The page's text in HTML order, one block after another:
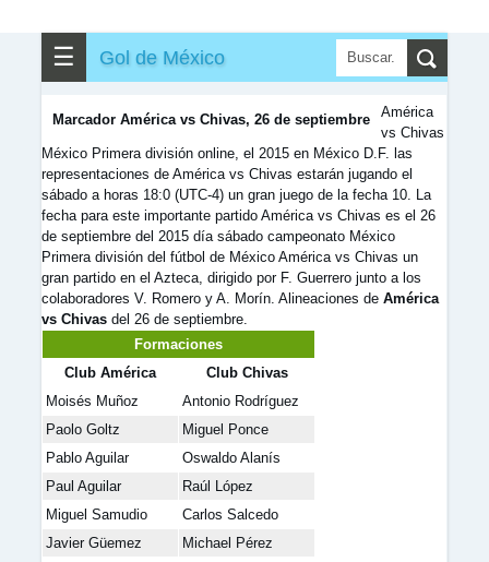
☰ Gol de México
Marcador América vs Chivas, 26 de septiembre
América
vs Chivas
México Primera división online, el 2015 en México D.F. las
representaciones de América vs Chivas estarán jugando el
sábado a horas 18:0 (UTC-4) un gran juego de la fecha 10. La
fecha para este importante partido América vs Chivas es el 26
de septiembre del 2015 día sábado campeonato México
Primera división del fútbol de México América vs Chivas un
gran partido en el Azteca, dirigido por F. Guerrero junto a los
colaboradores V. Romero y A. Morín. Alineaciones de América
vs Chivas del 26 de septiembre.
Formaciones
Club América
Club Chivas
Moisés Muñoz
Antonio Rodríguez
Paolo Goltz
Miguel Ponce
Pablo Aguilar
Oswaldo Alanís
Paul Aguilar
Raúl López
Miguel Samudio
Carlos Salcedo
Javier Güemez
Michael Pérez
✎ Otros ▼